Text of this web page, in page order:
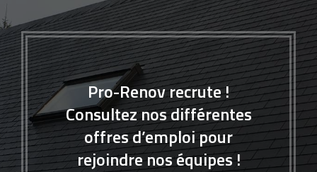
Pro-Renov recrute !
Consultez nos différentes
offres d’emploi pour
rejoindre nos équipes !